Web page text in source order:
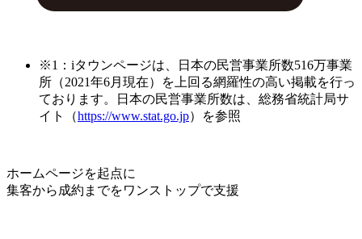
※1：iタウンページは、日本の民営事業所数516万事業
所（2021年6月現在）を上回る網羅性の高い掲載を行っ
ております。日本の民営事業所数は、総務省統計局サ
イト（https://www.stat.go.jp）を参照
ホームページを起点に
集客から成約までをワンストップで支援